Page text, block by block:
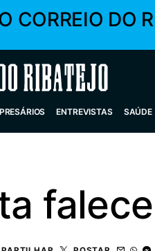
CORREIO DO
ENTREVISTAS SAÚDE